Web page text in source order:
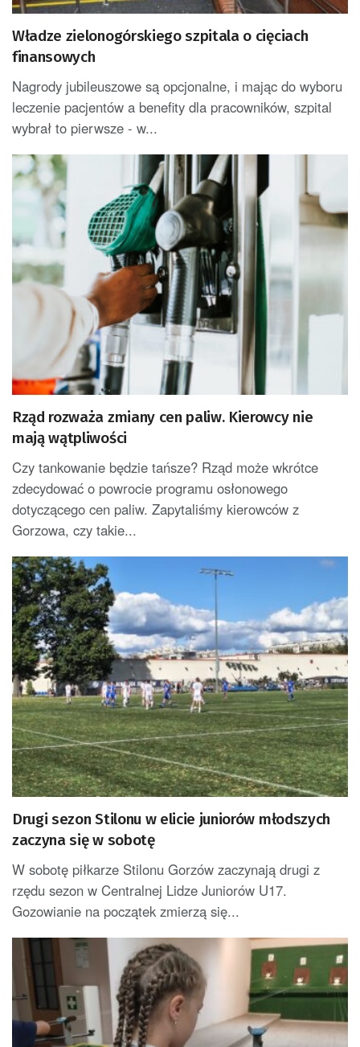
Władze zielonogórskiego szpitala o cięciach
finansowych
Nagrody jubileuszowe są opcjonalne, i mając do wyboru
leczenie pacjentów a benefity dla pracowników, szpital
wybrał to pierwsze - w...
Rząd rozważa zmiany cen paliw. Kierowcy nie
mają wątpliwości
Czy tankowanie będzie tańsze? Rząd może wkrótce
zdecydować o powrocie programu osłonowego
dotyczącego cen paliw. Zapytaliśmy kierowców z
Gorzowa, czy takie...
Drugi sezon Stilonu w elicie juniorów młodszych
zaczyna się w sobotę
W sobotę piłkarze Stilonu Gorzów zaczynają drugi z
rzędu sezon w Centralnej Lidze Juniorów U17.
Gozowianie na początek zmierzą się...